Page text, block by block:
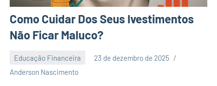
Como Cuidar Dos Seus Ivestimentos
Não Ficar Maluco?
Educação Financeira
23 de dezembro de 2025
Anderson Nascimento
Nenhum